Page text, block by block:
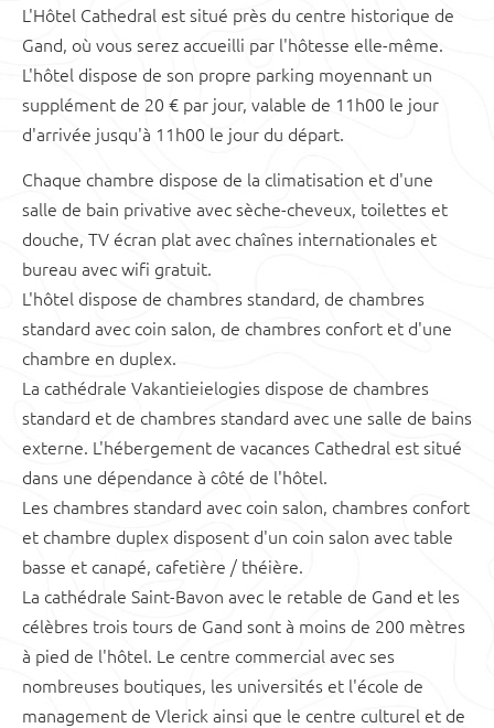
L'Hôtel Cathedral est situé près du centre historique de
Gand, où vous serez accueilli par l'hôtesse elle-même.
L'hôtel dispose de son propre parking moyennant un
supplément de 20 € par jour, valable de 11h00 le jour
d'arrivée jusqu'à 11h00 le jour du départ.
Chaque chambre dispose de la climatisation et d'une
salle de bain privative avec sèche-cheveux, toilettes et
douche, TV écran plat avec chaînes internationales et
bureau avec wifi gratuit.
L'hôtel dispose de chambres standard, de chambres
standard avec coin salon, de chambres confort et d'une
chambre en duplex.
La cathédrale Vakantieielogies dispose de chambres
standard et de chambres standard avec une salle de bains
externe. L'hébergement de vacances Cathedral est situé
dans une dépendance à côté de l'hôtel.
Les chambres standard avec coin salon, chambres confort
et chambre duplex disposent d'un coin salon avec table
basse et canapé, cafetière / théière.
La cathédrale Saint-Bavon avec le retable de Gand et les
célèbres trois tours de Gand sont à moins de 200 mètres
à pied de l'hôtel. Le centre commercial avec ses
nombreuses boutiques, les universités et l'école de
management de Vlerick ainsi que le centre culturel et de